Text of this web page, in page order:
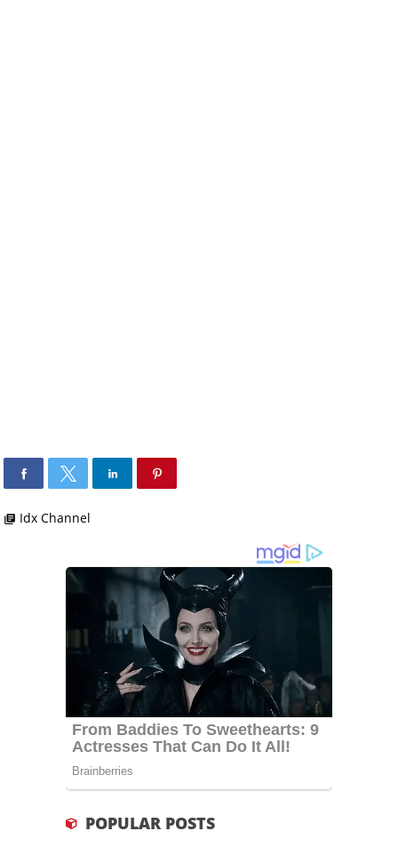
library_books Idx Channel
POPULAR POSTS